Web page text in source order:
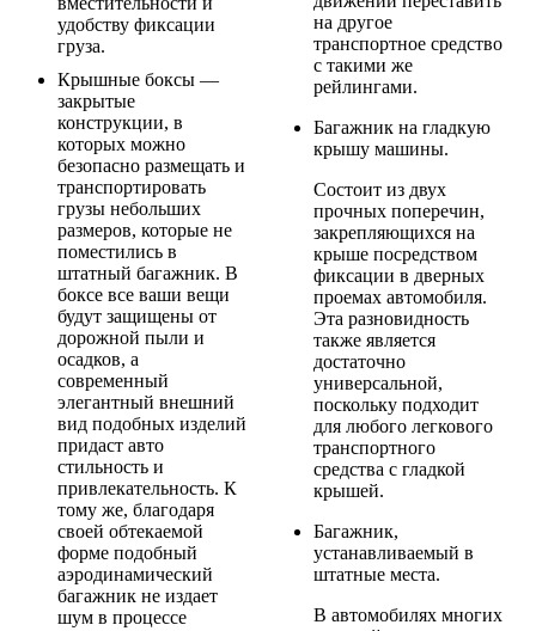
удобству фиксации
груза.
Крышные боксы —
закрытые
конструкции, в
которых можно
безопасно размещать и
транспортировать
грузы небольших
размеров, которые не
поместились в
штатный багажник. В
боксе все ваши вещи
будут защищены от
дорожной пыли и
осадков, а
современный
элегантный внешний
вид подобных изделий
придаст авто
стильность и
привлекательность. К
тому же, благодаря
своей обтекаемой
форме подобный
аэродинамический
багажник не издает
шум в процессе
на другое
транспортное средство
с такими же
рейлингами.
Багажник на гладкую
крышу машины.
Состоит из двух
прочных поперечин,
закрепляющихся на
крыше посредством
фиксации в дверных
проемах автомобиля.
Эта разновидность
также является
достаточно
универсальной,
поскольку подходит
для любого легкового
транспортного
средства с гладкой
крышей.
Багажник,
устанавливаемый в
штатные места.
В автомобилях многих